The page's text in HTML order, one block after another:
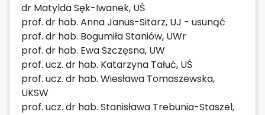
dr Matylda Sęk-Iwanek, UŚ
prof. dr hab. Anna Janus-Sitarz, UJ - usunąć
prof. dr hab. Bogumiła Staniów, UWr
prof. dr hab. Ewa Szczęsna, UW
prof. ucz. dr hab. Katarzyna Tałuć, UŚ
prof. ucz. dr hab. Wiesława Tomaszewska,
UKSW
prof. ucz. dr hab. Stanisława Trebunia-Staszel,